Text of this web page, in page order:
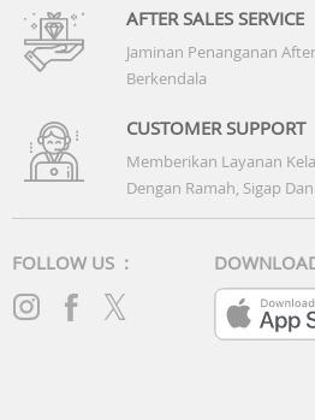
AFTER SALES SERVICE
Jaminan Penanganan
Berkendala
CUSTOMER SUPPORT
Memberikan Layanan
Dengan Ramah, Sigap
FOLLOW US :